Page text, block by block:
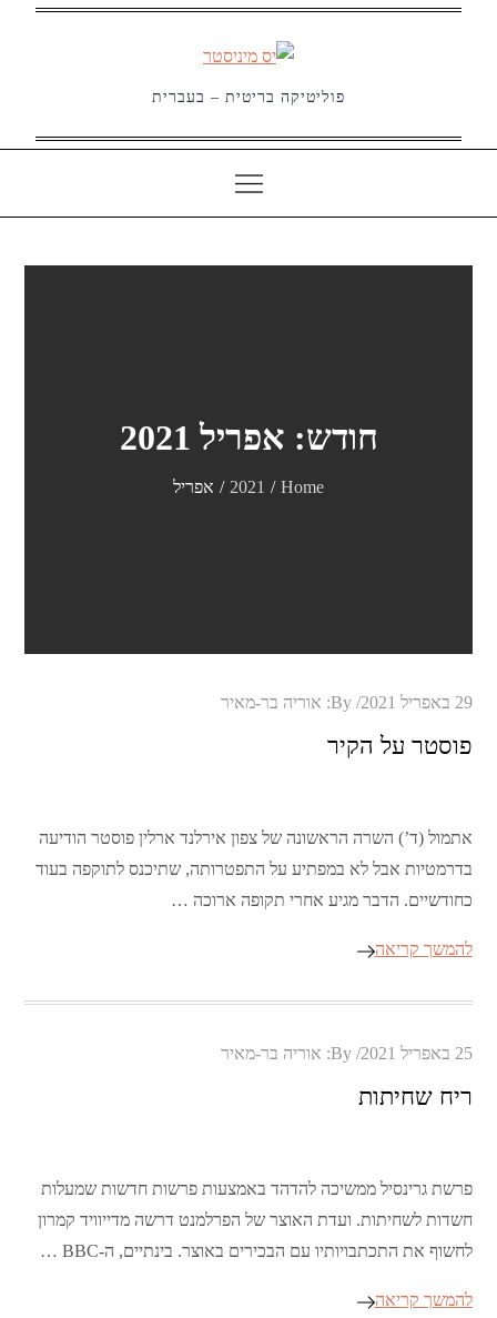
פוליטיקה בריטית – בעברית
חודש: אפריל 2021
Home
2021 אפריל
Posted
29 באפריל 2021 By: אוריה בר-מאיר
פוסטר על הקיר
אתמול (ד’) השרה הראשונה של צפון אירלנד ארלין פוסטר הודיעה
בדרמטיות אבל לא במפתיע על התפטרותה, שתיכנס לתוקפה בעוד
כחודשיים. הדבר מגיע אחרי תקופה ארוכה …
להמשך קריאה
Posted
25 באפריל 2021 By: אוריה בר-מאיר
ריח שחיתות
פרשת גרינסיל ממשיכה להדהד באמצעות פרשות חדשות שמעלות
חשדות לשחיתות. ועדת האוצר של הפרלמנט דרשה מדייוויד קמרון
לחשוף את התכתבויותיו עם הבכירים באוצר. בינתיים, ה-BBC …
להמשך קריאה